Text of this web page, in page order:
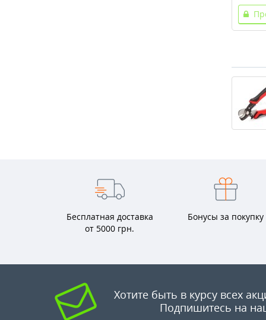
Бесплатная доставка
от 5000 грн.
Бонусы за покупку
Хотите быть в курсу всех
Подпишитесь на